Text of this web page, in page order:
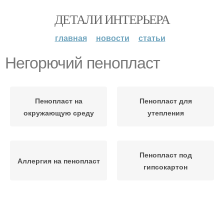
ДЕТАЛИ ИНТЕРЬЕРА
главная новости статьи
Негорючий пенопласт
Пенопласт на
окружающую среду
Пенопласт для
утепления
Аллергия на пенопласт
Пенопласт под
гипсокартон